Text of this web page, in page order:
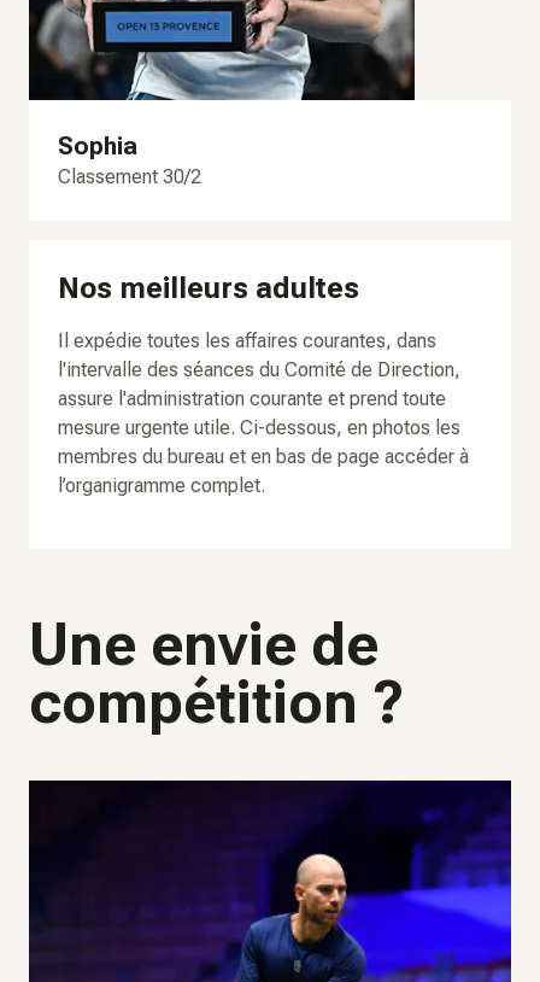
Sophia
Classement 30/2
Nos meilleurs adultes
Il expédie toutes les affaires courantes, dans
l'intervalle des séances du Comité de Direction,
assure l'administration courante et prend toute
mesure urgente utile. Ci-dessous, en photos les
membres du bureau et en bas de page accéder à
l’organigramme complet.
Une envie de
compétition ?